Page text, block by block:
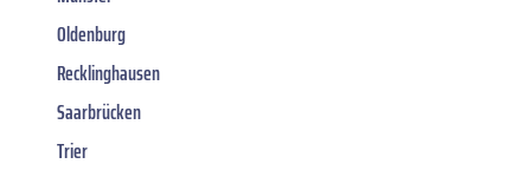
Oldenburg
Recklinghausen
Saarbrücken
Trier